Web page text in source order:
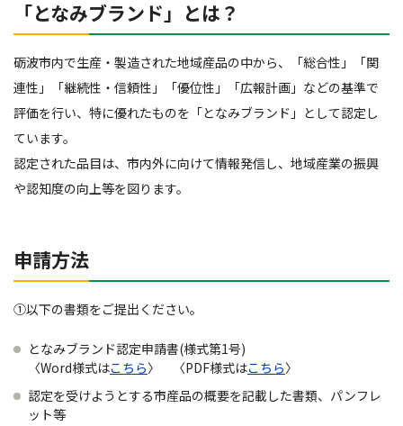
「となみブランド」とは？
砺波市内で生産・製造された地域産品の中から、「総合性」「関
連性」「継続性・信頼性」「優位性」「広報計画」などの基準で
評価を行い、特に優れたものを「となみブランド」として認定し
ています。
認定された品目は、市内外に向けて情報発信し、地域産業の振興
や認知度の向上等を図ります。
申請方法
①以下の書類をご提出ください。
となみブランド認定申請書(様式第1号)
〈Word様式はこちら〉 〈PDF様式はこちら〉
認定を受けようとする市産品の概要を記載した書類、パンフレ
ット等